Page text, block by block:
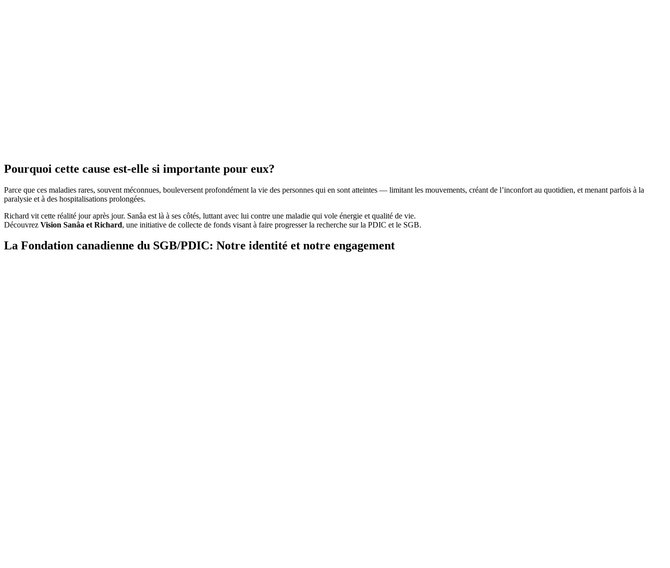
Pourquoi cette cause est-elle si importante pour eux?
Parce que ces maladies rares, souvent méconnues, bouleversent profondément la vie des personnes qui en sont atteintes — limitant les mouvements, créant de l’inconfort au quotidien, et menant parfois à la
paralysie et à des hospitalisations prolongées.
Richard vit cette réalité jour après jour. Sanâa est là à ses côtés, luttant avec lui contre une maladie qui vole énergie et qualité de vie.
Découvrez Vision Sanâa et Richard, une initiative de collecte de fonds visant à faire progresser la recherche sur la PDIC et le SGB.
La Fondation canadienne du SGB/PDIC: Notre identité et notre engagement